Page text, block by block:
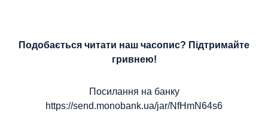
Подобається читати наш часопис? Підтримайте
гривнею!
Посилання на банку
https://send.monobank.ua/jar/NfHmN64s6